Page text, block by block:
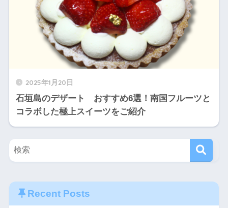
2025年1月20日
石垣島のデザート おすすめ6選！南国フルーツと
コラボした極上スイーツをご紹介
Recent Posts